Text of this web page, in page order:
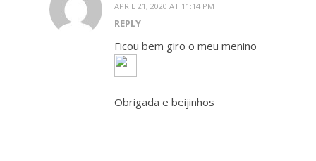
APRIL 21, 2020 AT 11:14 PM
REPLY
Ficou bem giro o meu menino
Obrigada e beijinhos